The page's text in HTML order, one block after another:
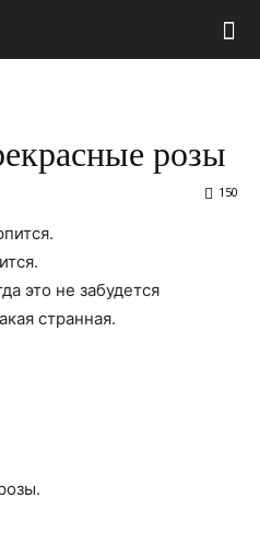
розы
150
это не забудется
странная.